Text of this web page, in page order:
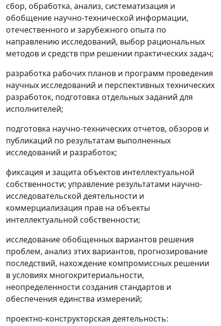
сбор, обработка, анализ, систематизация и
обобщение научно-технической информации,
отечественного и зарубежного опыта по
направлению исследований, выбор рациональных
методов и средств при решении практических задач;
разработка рабочих планов и программ проведения
научных исследований и перспективных технических
разработок, подготовка отдельных заданий для
исполнителей;
подготовка научно-технических отчетов, обзоров и
публикаций по результатам выполненных
исследований и разработок;
фиксация и защита объектов интеллектуальной
собственности; управление результатами научно-
исследовательской деятельности и
коммерциализация прав на объекты
интеллектуальной собственности;
исследование обобщенных вариантов решения
проблем, анализ этих вариантов, прогнозирование
последствий, нахождение компромиссных решении
в условиях многокритериальности,
неопределенности создания стандартов и
обеспечения единства измерений;
проектно-конструкторская деятельность: